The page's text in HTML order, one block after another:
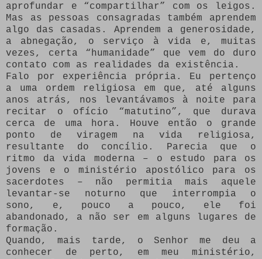
aprofundar e “compartilhar” com os leigos.
Mas as pessoas consagradas também aprendem
algo das casadas. Aprendem a generosidade,
a abnegação, o serviço à vida e, muitas
vezes, certa “humanidade” que vem do duro
contato com as realidades da existência.
Falo por experiência própria. Eu pertenço
a uma ordem religiosa em que, até alguns
anos atrás, nos levantávamos à noite para
recitar o ofício “matutino”, que durava
cerca de uma hora. Houve então o grande
ponto de viragem na vida religiosa,
resultante do concílio. Parecia que o
ritmo da vida moderna – o estudo para os
jovens e o ministério apostólico para os
sacerdotes – não permitia mais aquele
levantar-se noturno que interrompia o
sono, e, pouco a pouco, ele foi
abandonado, a não ser em alguns lugares de
formação.
Quando, mais tarde, o Senhor me deu a
conhecer de perto, em meu ministério,